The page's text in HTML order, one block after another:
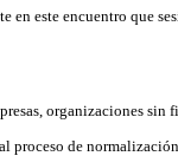
en este encuentro que
organizaciones sin
proceso de